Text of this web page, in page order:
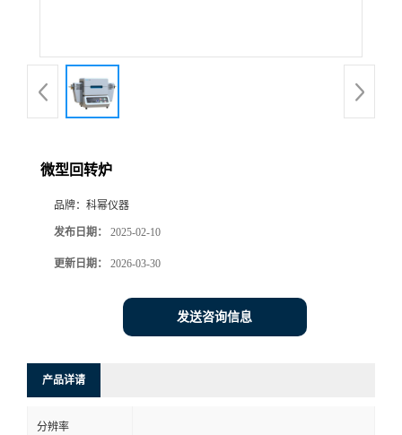
微型回转炉
品牌： 科幂仪器
发布日期： 2025-02-10
更新日期： 2026-03-30
发送咨询信息
产品详请
分辨率